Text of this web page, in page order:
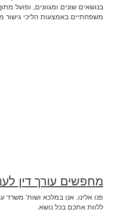
בנושאים שונים ומגוונים, ופועל
משפחתיים באמצעות הליכי
מחפשים עורך דין
פנו אלינו. אנו במלכא ושות' משרד
ללוות אתכם בכל נושא.